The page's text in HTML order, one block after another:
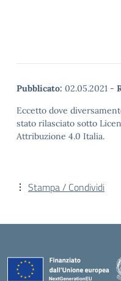
Pubblicato: 02.05.2021 -
Eccetto dove
stato rilasciato sotto
Attribuzione 4.0 Italia.
Stampa / Condividi